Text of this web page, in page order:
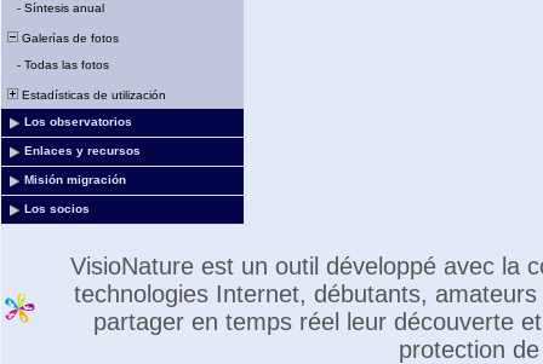
- Síntesis anual
Galerías de fotos
- Todas las fotos
Estadísticas de utilización
Los observatorios
Enlaces y recursos
Misión migración
Los socios
VisioNature est un outil développé avec la
technologies Internet, débutants,
partager en temps réel leur découverte
protection